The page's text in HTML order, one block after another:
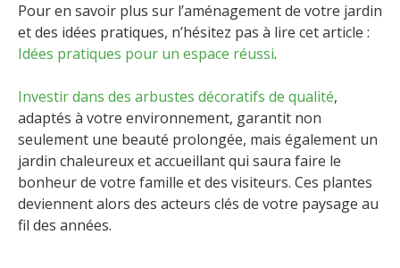
Pour en savoir plus sur l’aménagement de votre jardin
et des idées pratiques, n’hésitez pas à lire cet article :
Idées pratiques pour un espace réussi.
Investir dans des arbustes décoratifs de qualité,
adaptés à votre environnement, garantit non
seulement une beauté prolongée, mais également un
jardin chaleureux et accueillant qui saura faire le
bonheur de votre famille et des visiteurs. Ces plantes
deviennent alors des acteurs clés de votre paysage au
fil des années.